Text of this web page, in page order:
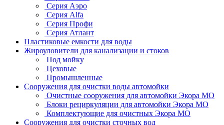
Серия Аэро
Серия Alfa
Серия Профи
Серия Атлант
Пластиковые емкости для воды
Жироуловители для канализации и стоков
Под мойку
Цеховые
Промышленные
Сооружения для очистки воды автомойки
Очистные сооружения для автомойки Экора МО
Блоки рециркуляции для автомойки Экора МО
Комплектующие для очистных Экора МО
Сооружения для очистки сточных вод